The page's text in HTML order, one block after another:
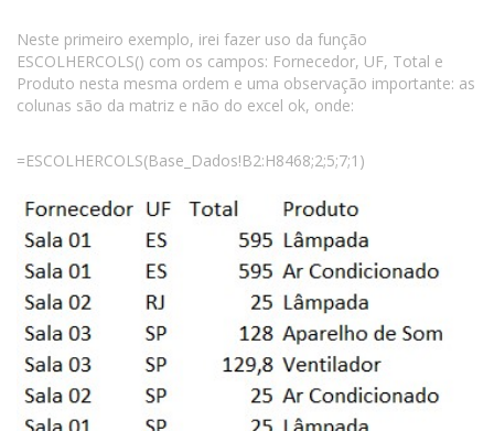
Neste primeiro exemplo, irei fazer uso da função
ESCOLHERCOLS() com os campos: Fornecedor, UF, Total e
Produto nesta mesma ordem e uma observação importante: as
colunas são da matriz e não do excel ok, onde:
=ESCOLHERCOLS(Base_Dados!B2:H8468;2;5;7;1)